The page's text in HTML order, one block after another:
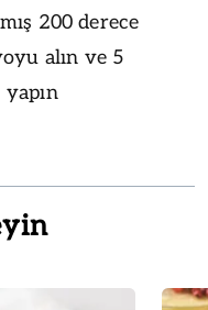
200 derece
alın ve 5